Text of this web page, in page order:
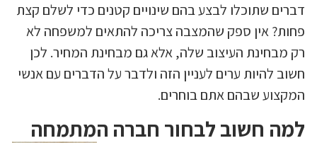
דברים שתוכלו לבצע בהם שינויים קטנים כדי לשלם קצת
פחות? אין ספק שהמצבה צריכה להתאים למשפחה לא
רק מבחינת העיצוב שלה, אלא גם מבחינת המחיר. לכן
חשוב להיות ערים לעניין הזה ולדבר על הדברים עם אנשי
המקצוע שבהם אתם בוחרים.
למה חשוב לבחור חברה המתמחה